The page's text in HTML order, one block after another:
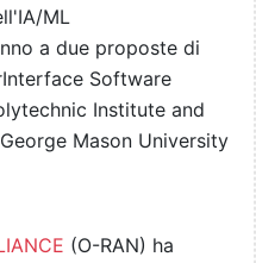
ML
a due proposte di
Software
Institute and
Mason University
(O-RAN) ha